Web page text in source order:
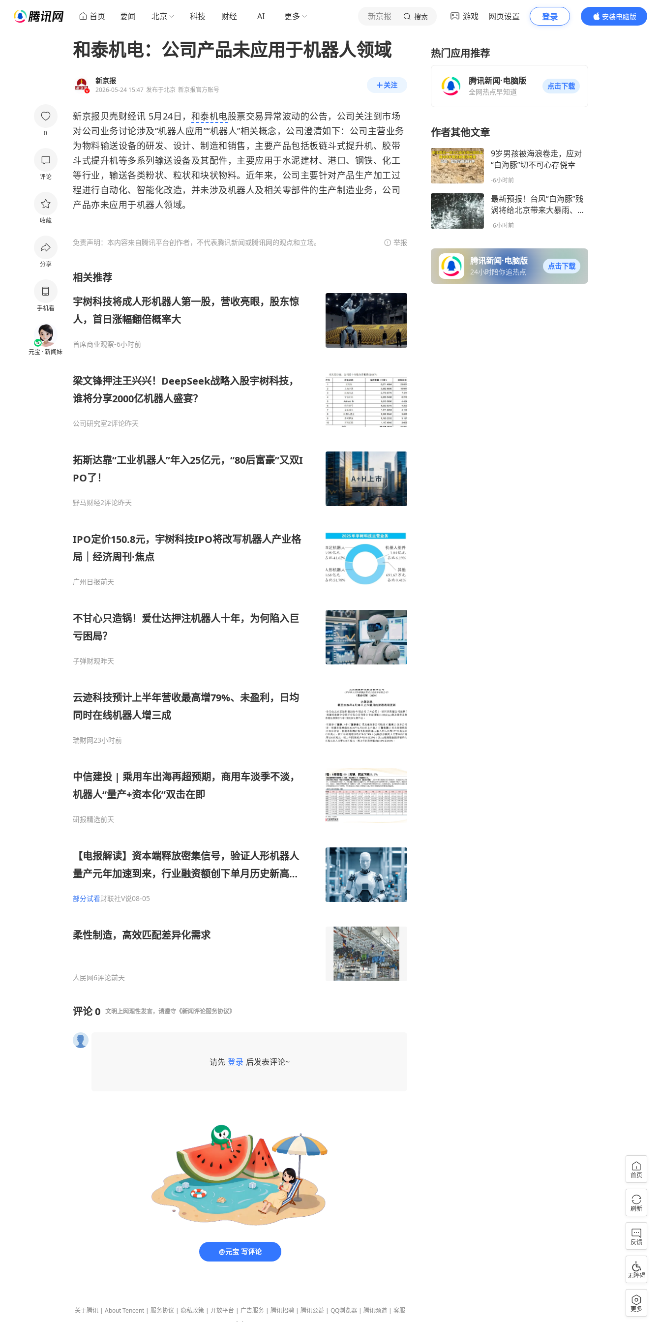
首页 要闻 北京 科技 财经 AI 更多 新京报 搜索 游戏 网页设置 登录
安装电脑版
内容更精彩
0
评论
收藏
分享
手机看
元宝 · 新闻妹
和泰机电：公司产品未应用于机器人领域
新京报
2026-05-24 15:47 发布于北京 新京报官方账号
关注
新京报贝壳财经讯 5月24日， 和泰机电股票交易异常波动的公告，公司关注到市场
对公司业务讨论涉及“机器人应用”“机器人”相关概念，公司澄清如下：公司主营业务
为物料输送设备的研发、设计、制造和销售，主要产品包括板链斗式提升机、胶带
斗式提升机等多系列输送设备及其配件，主要应用于水泥建材、港口、钢铁、化工
等行业，输送各类粉状、粒状和块状物料。近年来，公司主要针对产品生产加工过
程进行自动化、智能化改造，并未涉及机器人及相关零部件的生产制造业务，公司
产品亦未应用于机器人领域。
免责声明：本内容来自腾讯平台创作者，不代表腾讯新闻或腾讯网的观点和立场。 举报
相关推荐
宇树科技将成人形机器人第一股，营收亮眼，股东惊
人，首日涨幅翻倍概率大
首席商业观察-6小时前
梁文锋押注王兴兴！DeepSeek战略入股宇树科技，
谁将分享2000亿机器人盛宴？
公司研究室2评论昨天
拓斯达靠“工业机器人”年入25亿元，“80后富豪”又双I
PO了！
野马财经2评论昨天
IPO定价150.8元，宇树科技IPO将改写机器人产业格
局｜经济周刊·焦点
广州日报前天
不甘心只造锅！爱仕达押注机器人十年，为何陷入巨
亏困局？
子弹财观昨天
云迹科技预计上半年营收最高增79%、未盈利，日均
同时在线机器人增三成
瑞财网23小时前
中信建投 | 乘用车出海再超预期，商用车淡季不淡，
机器人“量产+资本化”双击在即
研报精选前天
【电报解读】资本端释放密集信号，验证人形机器人
量产元年加速到来，行业融资额创下单月历史新高，
部分试看财联社V说08-05
柔性制造，高效匹配差异化需求
人民网6评论前天
评论0 文明上网理性发言，请遵守 《新闻评论服务协议》
请先 登录 后发表评论~
@元宝 写评论
关于腾讯 | About Tencent | 服务协议 | 隐私政策 | 开放平台 | 广告服务 | 腾讯招聘 | 腾讯公益 | QQ浏览器 | 腾讯频道 | 客服
热门应用推荐
腾讯新闻·电脑版
全网热点早知道
点击下载
作者其他文章
9岁男孩被海浪卷走，应对
“白海豚”切不可心存侥幸
-6小时前
最新预报！台风“白海豚”残
涡将给北京带来大暴雨、特
大暴雨
-6小时前
腾讯新闻·电脑版
24小时陪你追热点
点击下载
首页
刷新
反馈
无障碍
更多